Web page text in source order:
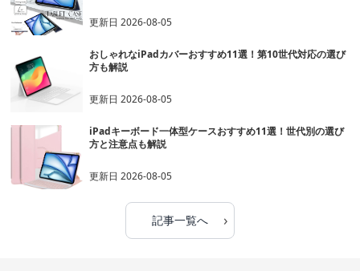
更新日2026-08-05
おしゃれなiPadカバーおすすめ11選！第10世代対応の選び
方も解説
更新日2026-08-05
iPadキーボード一体型ケースおすすめ11選！世代別の選び
方と注意点も解説
更新日2026-08-05
記事一覧へ ›